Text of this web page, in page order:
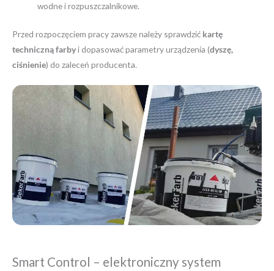
wodne i rozpuszczalnikowe.
Przed rozpoczęciem pracy zawsze należy sprawdzić kartę
techniczną farbyi dopasować parametry urządzenia (dyszę,
ciśnienie) do zaleceń producenta.
Smart Control – elektroniczny system